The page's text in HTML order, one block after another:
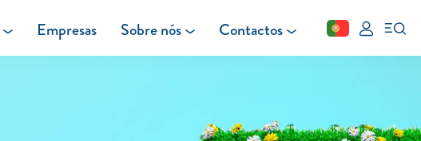
Empresas Sobre nós Contactos
Fechar